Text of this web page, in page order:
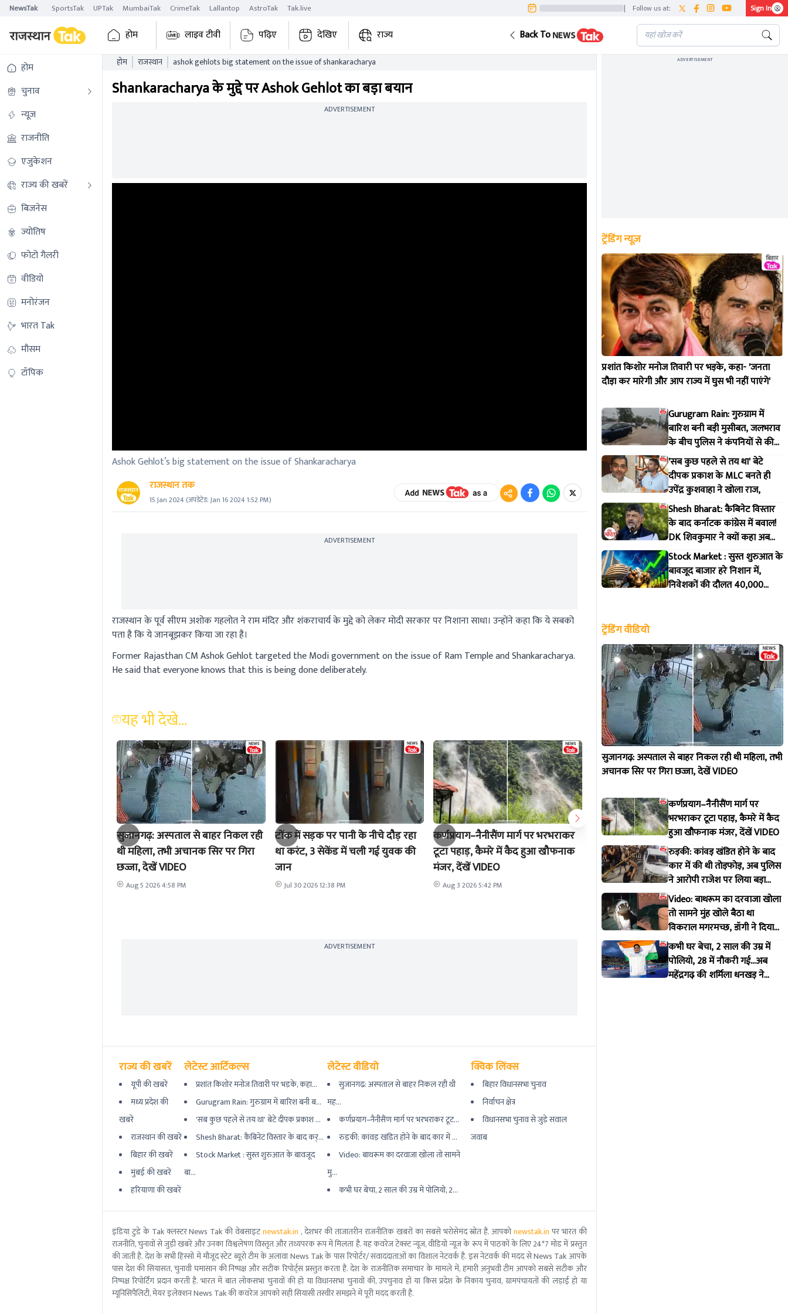
NewsTak SportsTak UPTak MumbaiTak CrimeTak Lallantop AstroTak Tak.live | Follow us at: Sign In
होम लाइव टीवी पढ़िए देखिए राज्य Back To
होम
चुनाव
न्यूज़
राजनीति
एजुकेशन
राज्य की खबरें
बिजनेस
ज्योतिष
फोटो गैलरी
वीडियो
मनोरंजन
भारत Tak
मौसम
टॉपिक
होम राजस्थान ashok gehlots big statement on the issue of shankaracharya
Shankaracharya के मुद्दे पर Ashok Gehlot का बड़ा बयान
ADVERTISEMENT
Ashok Gehlot’s big statement on the issue of Shankaracharya
राजस्थान तक
15 Jan 2024 (अपडेटेड: Jan 16 2024 1:52 PM)
ADVERTISEMENT
राजस्थान के पूर्व सीएम अशोक गहलोत ने राम मंदिर और शंकराचार्य के मुद्दे को लेकर मोदी सरकार पर निशाना साधा। उन्होंने कहा कि ये सबको
पता है कि ये जानबूझकर किया जा रहा है।
Former Rajasthan CM Ashok Gehlot targeted the Modi government on the issue of Ram Temple and Shankaracharya.
He said that everyone knows that this is being done deliberately.
यह भी देखे...
सुजानगढ़: अस्पताल से बाहर निकल रही
थी महिला, तभी अचानक सिर पर गिरा
छज्जा, देखें VIDEO
Aug 5 2026 4:58 PM
टोंक में सड़क पर पानी के नीचे दौड़ रहा
था करंट, 3 सेकेंड में चली गई युवक की
जान
Jul 30 2026 12:38 PM
कर्णप्रयाग–नैनीसैंण मार्ग पर भरभराकर
टूटा पहाड़, कैमरे में कैद हुआ खौफनाक
मंजर, देंखें VIDEO
Aug 3 2026 5:42 PM
रुड़की: कांवड़ खंडित होने के बाद कार में
की थी तोड़फोड़, अब पुलिस ने आरोपी
राजेश पर लिया बड़ा एक्शन
Aug 2 2026 12:11 PM
Video:
सामने
मगरमच्छ,
को इशारा
Jul 30
ADVERTISEMENT
राज्य की खबरें
यूपी की खबरें
मध्य प्रदेश की
खबरें
राजस्थान की खबरें
बिहार की खबरें
मुंबई की खबरें
हरियाणा की खबरें
लेटेस्ट आर्टिकल्स
प्रशांत किशोर मनोज तिवारी पर भड़के, कहा...
Gurugram Rain: गुरुग्राम में बारिश बनी ब...
'सब कुछ पहले से तय था' बेटे दीपक प्रकाश ...
Shesh Bharat: कैबिनेट विस्तार के बाद कर्...
Stock Market : सुस्त शुरुआत के बावजूद
बा...
लेटेस्ट वीडियो
सुजानगढ़: अस्पताल से बाहर निकल रही थी
मह...
कर्णप्रयाग–नैनीसैंण मार्ग पर भरभराकर टूट...
रुड़की: कांवड़ खंडित होने के बाद कार में ...
Video: बाथरूम का दरवाजा खोला तो सामने
मु...
कभी घर बेचा, 2 साल की उम्र में पोलियो, 2...
क्विक लिंक्स
बिहार विधानसभा चुनाव
निर्वाचन क्षेत्र
विधानसभा चुनाव से जुड़े सवाल
जवाब
इंडिया टुडे के Tak क्लस्टर News Tak की वेबसाइटnewstak.in , देशभर की ताजातरीन राजनीतिक खबरों का सबसे भरोसेमंद स्रोत है. आपकोnewstak.in पर भारत की
राजनीति, चुनावों से जुड़ी खबरें और उनका विश्वलेषण विस्तृत और तथ्यपरक रूप में मिलता है. यह कवरेज टेक्स्ट न्यूज, वीडियो न्यूज के रूप में पाठकों के लिए 24*7 मोड में प्रस्तुत
की जाती है. देश के सभी हिस्सों में मौजूद स्टेट ब्यूरो टीम के अलावा News Tak के पास रिपोर्टर/ संवाददाताओं का विशाल नेटवर्क है. इस नेटवर्क की मदद से News Tak आपके
पास देश की सियासत, चुनावी घमासान की निष्पक्ष और सटीक रिपोर्ट्स प्रस्तुत करता है. देश के राजनीतिक समाचार के मामले में, हमारी अनुभवी टीम आपको सबसे सटीक और
निष्पक्ष रिपोर्टिंग प्रदान करती है. भारत में बात लोकसभा चुनावों की हो या विधानसभा चुनावों की, उपचुनाव हों या किस प्रदेश के निकाय चुनाव, ग्रामपंचायतों की लड़ाई हो या
म्यूनिसिपैलिटी, मेयर इलेक्शन News Tak की कवरेज आपको सही सियासी तस्वीर समझने में पूरी मदद करती है.
ADVERTISEMENT
ट्रेंडिंग न्यूज़
प्रशांत किशोर मनोज तिवारी पर भड़के, कहा- 'जनता
दौड़ा कर मारेगी और आप राज्य में घुस भी नहीं पाएंगे'
Gurugram Rain: गुरुग्राम में
बारिश बनी बड़ी मुसीबत, जलभराव
के बीच पुलिस ने कंपनियों से की
वर्क फ्रॉम होम की अपील
'सब कुछ पहले से तय था' बेटे
दीपक प्रकाश के MLC बनते ही
उपेंद्र कुशवाहा ने खोला राज,
Shesh Bharat: कैबिनेट विस्तार
के बाद कर्नाटक कांग्रेस में बवाल!
DK शिवकुमार ने क्यों कहा अब
ब्लैकमेलिंग नहीं चलेगी, जानिए पूरी
कहानी
Stock Market : सुस्त शुरुआत के
बावजूद बाजार हरे निशान में,
निवेशकों की दौलत ₹40,000
ट्रेंडिंग वीडियो
सुजानगढ़: अस्पताल से बाहर निकल रही थी महिला, तभी
अचानक सिर पर गिरा छज्जा, देखें VIDEO
कर्णप्रयाग–नैनीसैंण मार्ग पर
भरभराकर टूटा पहाड़, कैमरे में कैद
हुआ खौफनाक मंजर, देंखें VIDEO
रुड़की: कांवड़ खंडित होने के बाद
कार में की थी तोड़फोड़, अब पुलिस
ने आरोपी राजेश पर लिया बड़ा
एक्शन
Video: बाथरूम का दरवाजा खोला
तो सामने मुंह खोले बैठा था
विकराल मगरमच्छ, डॉगी ने दिया
मकान मालिक को इशारा
कभी घर बेचा, 2 साल की उम्र में
पोलियो, 28 में नौकरी गई...अब
महेंद्रगढ़ की शर्मिला धनखड़ ने